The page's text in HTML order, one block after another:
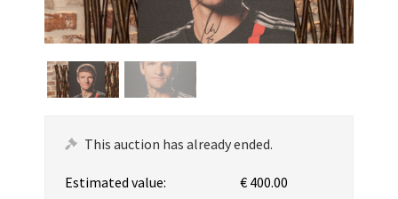
This auction has already ended.
Estimated value:
€ 400.00